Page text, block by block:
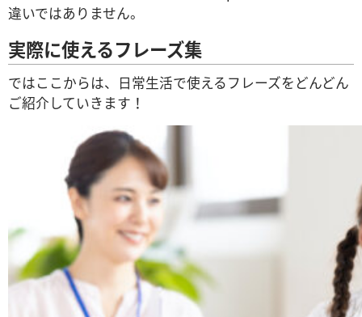
違いではありません。
実際に使えるフレーズ集
ではここからは、日常生活で使えるフレーズをどんどん
ご紹介していきます！